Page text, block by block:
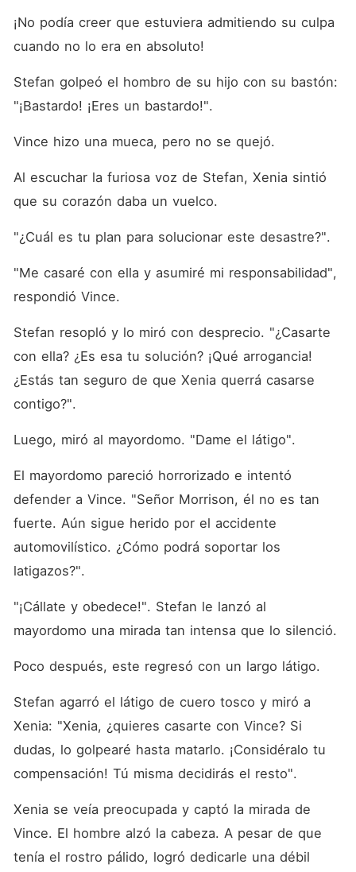
¡No podía creer que estuviera admitiendo su culpa
cuando no lo era en absoluto!
Stefan golpeó el hombro de su hijo con su bastón:
"¡Bastardo! ¡Eres un bastardo!".
Vince hizo una mueca, pero no se quejó.
Al escuchar la furiosa voz de Stefan, Xenia sintió
que su corazón daba un vuelco.
"¿Cuál es tu plan para solucionar este desastre?".
"Me casaré con ella y asumiré mi responsabilidad",
respondió Vince.
Stefan resopló y lo miró con desprecio. "¿Casarte
con ella? ¿Es esa tu solución? ¡Qué arrogancia!
¿Estás tan seguro de que Xenia querrá casarse
contigo?".
Luego, miró al mayordomo. "Dame el látigo".
El mayordomo pareció horrorizado e intentó
defender a Vince. "Señor Morrison, él no es tan
fuerte. Aún sigue herido por el accidente
automovilístico. ¿Cómo podrá soportar los
latigazos?".
"¡Cállate y obedece!". Stefan le lanzó al
mayordomo una mirada tan intensa que lo silenció.
Poco después, este regresó con un largo látigo.
Stefan agarró el látigo de cuero tosco y miró a
Xenia: "Xenia, ¿quieres casarte con Vince? Si
dudas, lo golpearé hasta matarlo. ¡Considéralo tu
compensación! Tú misma decidirás el resto".
Xenia se veía preocupada y captó la mirada de
Vince. El hombre alzó la cabeza. A pesar de que
tenía el rostro pálido, logró dedicarle una débil